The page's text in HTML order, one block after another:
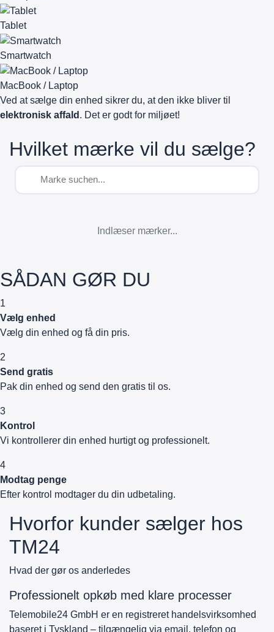
Tablet
Smartwatch
MacBook / Laptop
Ved at sælge din enhed sikrer du, at den ikke bliver til
elektronisk affald . Det er godt for miljøet!
Hvilket mærke vil du sælge?
Indlæser mærker...
SÅDAN GØR DU
1
Vælg enhed
Vælg din enhed og få din pris.
2
Send gratis
Pak din enhed og send den gratis til os.
3
Kontrol
Vi kontrollerer din enhed hurtigt og professionelt.
4
Modtag penge
Efter kontrol modtager du din udbetaling.
Hvorfor kunder sælger hos
TM24
Hvad der gør os anderledes
Professionelt opkøb med klare processer
Telemobile24 GmbH er en registreret handelsvirksomhed
baseret i Tyskland – tilgængelig via email, telefon og